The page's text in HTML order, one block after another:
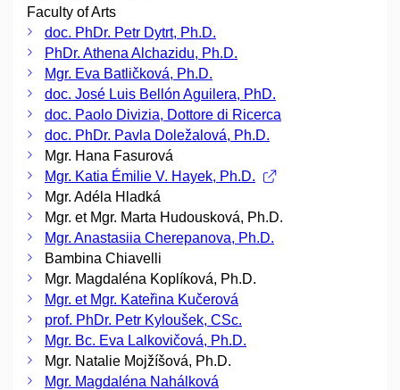
Faculty of Arts
doc. PhDr. Petr Dytrt, Ph.D.
PhDr. Athena Alchazidu, Ph.D.
Mgr. Eva Batličková, Ph.D.
doc. José Luis Bellón Aguilera, PhD.
doc. Paolo Divizia, Dottore di Ricerca
doc. PhDr. Pavla Doležalová, Ph.D.
Mgr. Hana Fasurová
Mgr. Katia Émilie V. Hayek, Ph.D.
Mgr. Adéla Hladká
Mgr. et Mgr. Marta Hudousková, Ph.D.
Mgr. Anastasiia Cherepanova, Ph.D.
Bambina Chiavelli
Mgr. Magdaléna Koplíková, Ph.D.
Mgr. et Mgr. Kateřina Kučerová
prof. PhDr. Petr Kyloušek, CSc.
Mgr. Bc. Eva Lalkovičová, Ph.D.
Mgr. Natalie Mojžíšová, Ph.D.
Mgr. Magdaléna Nahálková